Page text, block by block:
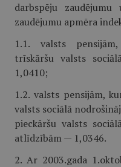
darbspēju
zaudējumu apmēra
1.1. valsts
trīskāršu valsts
1,0410;
1.2. valsts pensijām,
valsts sociālā
pieckāršu valsts
atlīdzībām — 1,0346.
2. Ar 2003.gada